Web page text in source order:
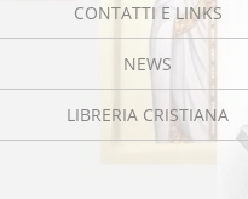
CONTATTI E LINKS
NEWS
LIBRERIA CRISTIANA